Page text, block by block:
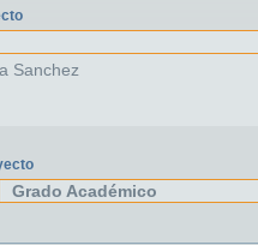
Sanchez
Grado Académico